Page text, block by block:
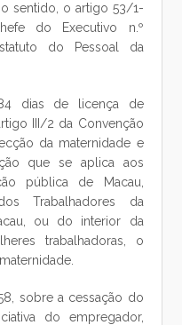
sentido, o artigo 53/1-
do Executivo n.º
do Pessoal da
dias de licença de
III/2 da Convenção
da maternidade e
que se aplica aos
pública de Macau,
Trabalhadores da
ou do interior da
trabalhadoras, o
sobre a cessação do
do empregador,